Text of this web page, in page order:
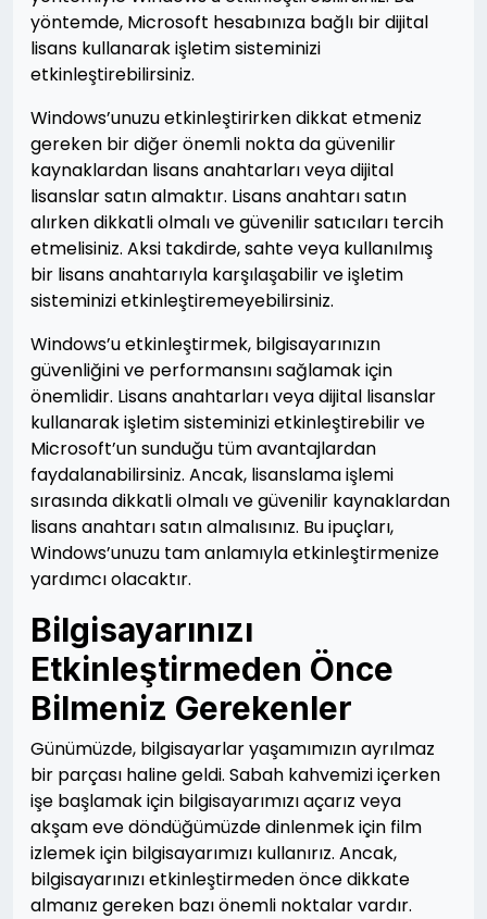
yöntemde, Microsoft hesabınıza bağlı bir dijital
lisans kullanarak işletim sisteminizi
etkinleştirebilirsiniz.
Windows’unuzu etkinleştirirken dikkat etmeniz
gereken bir diğer önemli nokta da güvenilir
kaynaklardan lisans anahtarları veya dijital
lisanslar satın almaktır. Lisans anahtarı satın
alırken dikkatli olmalı ve güvenilir satıcıları tercih
etmelisiniz. Aksi takdirde, sahte veya kullanılmış
bir lisans anahtarıyla karşılaşabilir ve işletim
sisteminizi etkinleştiremeyebilirsiniz.
Windows’u etkinleştirmek, bilgisayarınızın
güvenliğini ve performansını sağlamak için
önemlidir. Lisans anahtarları veya dijital lisanslar
kullanarak işletim sisteminizi etkinleştirebilir ve
Microsoft’un sunduğu tüm avantajlardan
faydalanabilirsiniz. Ancak, lisanslama işlemi
sırasında dikkatli olmalı ve güvenilir kaynaklardan
lisans anahtarı satın almalısınız. Bu ipuçları,
Windows’unuzu tam anlamıyla etkinleştirmenize
yardımcı olacaktır.
Bilgisayarınızı
Etkinleştirmeden Önce
Bilmeniz Gerekenler
Günümüzde, bilgisayarlar yaşamımızın ayrılmaz
bir parçası haline geldi. Sabah kahvemizi içerken
işe başlamak için bilgisayarımızı açarız veya
akşam eve döndüğümüzde dinlenmek için film
izlemek için bilgisayarımızı kullanırız. Ancak,
bilgisayarınızı etkinleştirmeden önce dikkate
almanız gereken bazı önemli noktalar vardır.